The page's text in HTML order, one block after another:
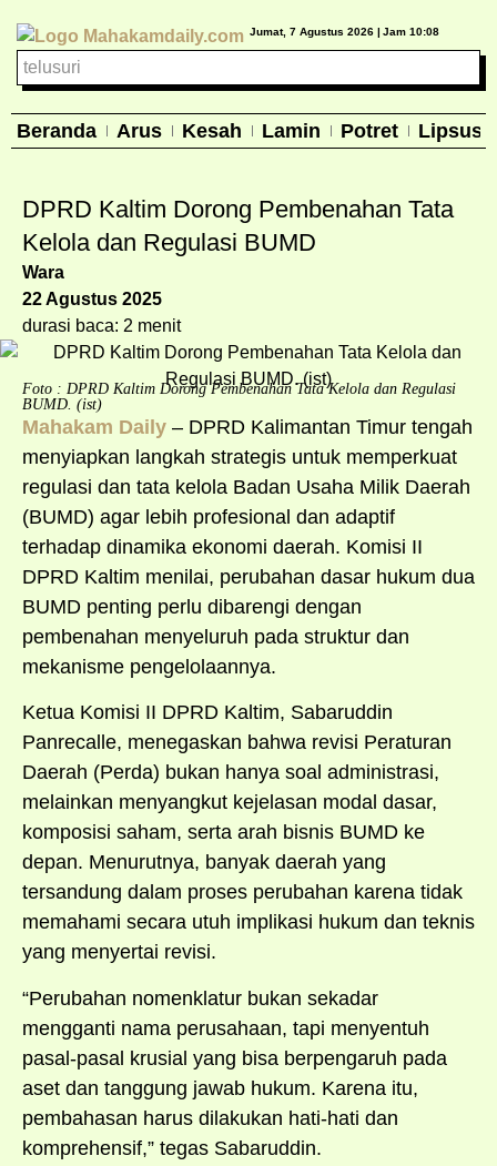
Jumat, 7 Agustus 2026 | Jam 10:08
Beranda Arus Kesah Lamin Potret Lipsus
DPRD Kaltim Dorong Pembenahan Tata
Kelola dan Regulasi BUMD
Wara
22 Agustus 2025
durasi baca: 2 menit
Foto : DPRD Kaltim Dorong Pembenahan Tata Kelola dan Regulasi
BUMD. (ist)
Mahakam Daily – DPRD Kalimantan Timur tengah
menyiapkan langkah strategis untuk memperkuat
regulasi dan tata kelola Badan Usaha Milik Daerah
(BUMD) agar lebih profesional dan adaptif
terhadap dinamika ekonomi daerah. Komisi II
DPRD Kaltim menilai, perubahan dasar hukum dua
BUMD penting perlu dibarengi dengan
pembenahan menyeluruh pada struktur dan
mekanisme pengelolaannya.
Ketua Komisi II DPRD Kaltim, Sabaruddin
Panrecalle, menegaskan bahwa revisi Peraturan
Daerah (Perda) bukan hanya soal administrasi,
melainkan menyangkut kejelasan modal dasar,
komposisi saham, serta arah bisnis BUMD ke
depan. Menurutnya, banyak daerah yang
tersandung dalam proses perubahan karena tidak
memahami secara utuh implikasi hukum dan teknis
yang menyertai revisi.
“Perubahan nomenklatur bukan sekadar
mengganti nama perusahaan, tapi menyentuh
pasal-pasal krusial yang bisa berpengaruh pada
aset dan tanggung jawab hukum. Karena itu,
pembahasan harus dilakukan hati-hati dan
komprehensif,” tegas Sabaruddin.